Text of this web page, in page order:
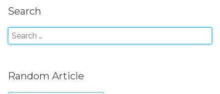
Search
Random Article